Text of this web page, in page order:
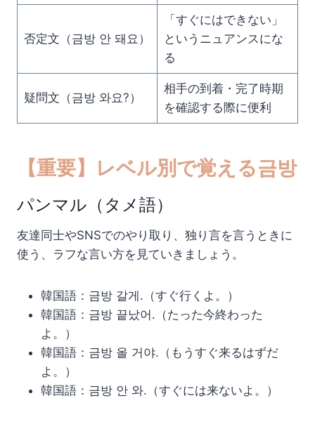
否定文（금방 안 돼요）
「すぐにはできない」
というニュアンスにな
る
疑問文（금방 와요?）
相手の到着・完了時期
を確認する際に便利
【重要】レベル別で覚える금방
パンマル（タメ語）
友達同士やSNSでのやり取り、独り言を言うときに
使う、ラフな言い方を見ていきましょう。
韓国語：금방 갈게.（すぐ行くよ。）
韓国語：금방 끝났어.（たった今終わった
よ。）
韓国語：금방 올 거야.（もうすぐ来るはずだ
よ。）
韓国語：금방 안 와.（すぐには来ないよ。）